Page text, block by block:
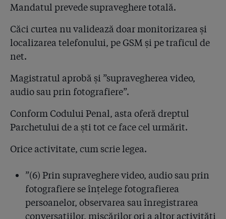
Mandatul prevede supraveghere totală.
Căci curtea nu validează doar monitorizarea și
localizarea telefonului, pe GSM și pe traficul de
net.
Magistratul aprobă și ”supravegherea video,
audio sau prin fotografiere”.
Conform Codului Penal, asta oferă dreptul
Parchetului de a ști tot ce face cel urmărit.
Orice activitate, cum scrie legea.
”(6) Prin supraveghere video, audio sau prin
fotografiere se înţelege fotografierea
persoanelor, observarea sau înregistrarea
conversaţiilor, mişcărilor ori a altor activităţi